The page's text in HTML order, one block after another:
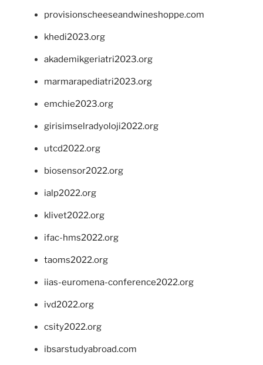
provisionscheeseandwineshoppe.com
khedi2023.org
akademikgeriatri2023.org
marmarapediatri2023.org
emchie2023.org
girisimselradyoloji2022.org
utcd2022.org
biosensor2022.org
ialp2022.org
klivet2022.org
ifac-hms2022.org
taoms2022.org
iias-euromena-conference2022.org
ivd2022.org
csity2022.org
ibsarstudyabroad.com